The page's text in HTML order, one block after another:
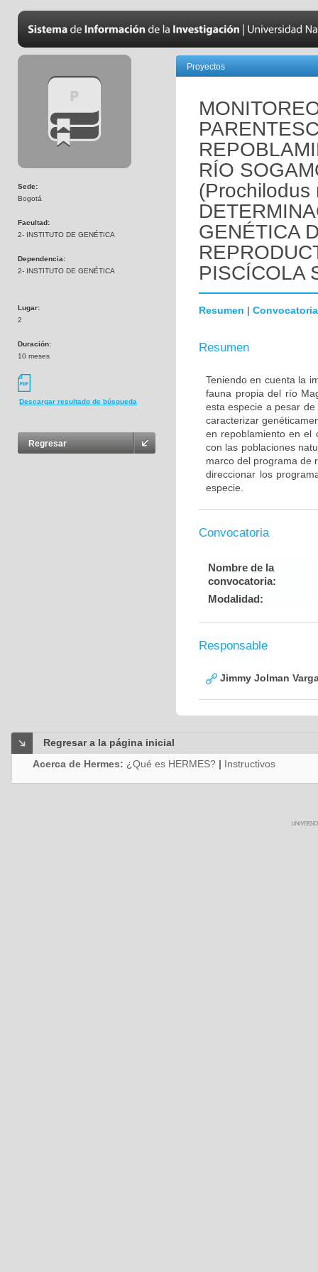
Sede:
Bogotá
Facultad:
2- INSTITUTO DE GENÉTICA
Dependencia:
2- INSTITUTO DE GENÉTICA
Lugar:
2
Duración:
10 meses
Descargar resultado de búsqueda
Regresar
Proyectos
RÍO
(Prochilodus
GENÉTICA
PISCÍCOLA
Resumen | Convocatoria
Resumen
Teniendo en cuenta la
fauna propia del río
esta especie a pesar
caracterizar
en repoblamiento en el
con las poblaciones
marco del programa de
direccionar los
especie.
Convocatoria
Nombre de la
convocatoria:
Modalidad:
Responsable
Jimmy Jolman
Regresar a la página inicial
Acerca de Hermes: ¿Qué es HERMES? | Instructivos